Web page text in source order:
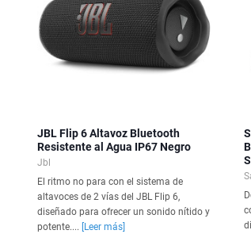
JBL Flip 6 Altavoz Bluetooth
Resistente al Agua IP67 Negro
Jbl
El ritmo no para con el sistema de
altavoces de 2 vías del JBL Flip 6,
diseñado para ofrecer un sonido nítido y
potente....
[Leer más]